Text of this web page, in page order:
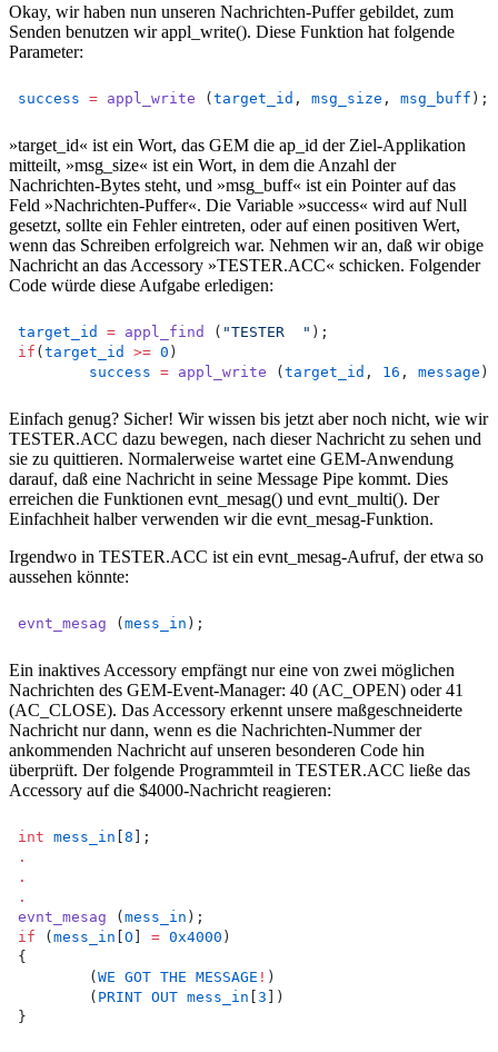
Okay, wir haben nun unseren Nachrichten-Puffer gebildet, zum
Senden benutzen wir appl_write(). Diese Funktion hat folgende
Parameter:
success = appl_write ( target_id , msg_size , msg_buff );
»target_id« ist ein Wort, das GEM die ap_id der Ziel-Applikation
mitteilt, »msg_size« ist ein Wort, in dem die Anzahl der
Nachrichten-Bytes steht, und »msg_buff« ist ein Pointer auf das
Feld »Nachrichten-Puffer«. Die Variable »success« wird auf Null
gesetzt, sollte ein Fehler eintreten, oder auf einen positiven Wert,
wenn das Schreiben erfolgreich war. Nehmen wir an, daß wir obige
Nachricht an das Accessory »TESTER.ACC« schicken. Folgender
Code würde diese Aufgabe erledigen:
target_id = appl_find ( "TESTER  " );
if ( target_id >= 0 )
success = appl_write ( target_id , 16 , message );
Einfach genug? Sicher! Wir wissen bis jetzt aber noch nicht, wie wir
TESTER.ACC dazu bewegen, nach dieser Nachricht zu sehen und
sie zu quittieren. Normalerweise wartet eine GEM-Anwendung
darauf, daß eine Nachricht in seine Message Pipe kommt. Dies
erreichen die Funktionen evnt_mesag() und evnt_multi(). Der
Einfachheit halber verwenden wir die evnt_mesag-Funktion.
Irgendwo in TESTER.ACC ist ein evnt_mesag-Aufruf, der etwa so
aussehen könnte:
evnt_mesag ( mess_in );
Ein inaktives Accessory empfängt nur eine von zwei möglichen
Nachrichten des GEM-Event-Manager: 40 (AC_OPEN) oder 41
(AC_CLOSE). Das Accessory erkennt unsere maßgeschneiderte
Nachricht nur dann, wenn es die Nachrichten-Nummer der
ankommenden Nachricht auf unseren besonderen Code hin
überprüft. Der folgende Programmteil in TESTER.ACC ließe das
Accessory auf die $4000-Nachricht reagieren:
int mess_in 8 ];
.
.
.
evnt_mesag ( mess_in );
if ( mess_in O = 0x4000 )
{
	(
WE GOT THE MESSAGE ! )
	(
PRINT OUT mess_in 3 ])
}